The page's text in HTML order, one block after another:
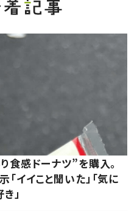
食感ドーナツ”を購入。
イイこと聞いた」「気に
」